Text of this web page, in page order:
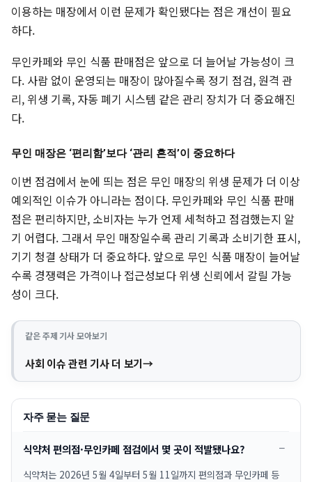
이용하는 매장에서 이런 문제가 확인됐다는 점은 개선이 필요
하다.
무인카페와 무인 식품 판매점은 앞으로 더 늘어날 가능성이 크
다. 사람 없이 운영되는 매장이 많아질수록 정기 점검, 원격 관
리, 위생 기록, 자동 폐기 시스템 같은 관리 장치가 더 중요해진
다.
무인 매장은 ‘편리함’보다 ‘관리 흔적’이 중요하다
이번 점검에서 눈에 띄는 점은 무인 매장의 위생 문제가 더 이상
예외적인 이슈가 아니라는 점이다. 무인카페와 무인 식품 판매
점은 편리하지만, 소비자는 누가 언제 세척하고 점검했는지 알
기 어렵다. 그래서 무인 매장일수록 관리 기록과 소비기한 표시,
기기 청결 상태가 더 중요하다. 앞으로 무인 식품 매장이 늘어날
수록 경쟁력은 가격이나 접근성보다 위생 신뢰에서 갈릴 가능
성이 크다.
같은 주제 기사 모아보기
사회 이슈 관련 기사 더 보기
자주 묻는 질문
식약처 편의점·무인카페 점검에서 몇 곳이 적발됐나요?
식약처는 2026년 5월 4일부터 5월 11일까지 편의점과 무인카페 등